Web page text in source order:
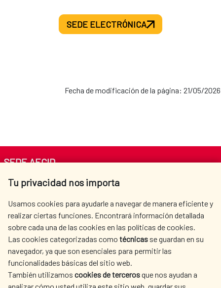
SEDE ELECTRÓNICA
Fecha de modificación de la página: 21/05/2026
Tu privacidad nos importa
Usamos cookies para ayudarle a navegar de manera eficiente y
realizar ciertas funciones. Encontrará información detallada
sobre cada una de las cookies en las políticas de cookies.
Las cookies categorizadas como técnicas se guardan en su
navegador, ya que son esenciales para permitir las
funcionalidades básicas del sitio web.
También utilizamos cookies de tercerosque nos ayudan a
SEDE AECID
Av. Reyes Católicos 4 - 28040 Madrid
centro.informacion@aecid.es
LA AECID
DÓNDE COOPERAMOS
ACCIÓN HUMANITARIA
SALA DE PRENSA
CULTURA Y CIENCIA
BIBLIOTECA